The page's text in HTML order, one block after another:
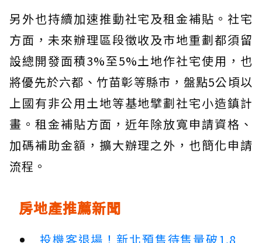
另外也持續加速推動社宅及租金補貼。社宅
方面，未來辦理區段徵收及市地重劃都須留
設總開發面積3%至5%土地作社宅使用，也
將優先於六都、竹苗彰等縣市，盤點5公頃以
上國有非公用土地等基地擘劃社宅小造鎮計
畫。租金補貼方面，近年除放寬申請資格、
加碼補助金額，擴大辦理之外，也簡化申請
流程。
房地產推薦新聞
投機客退場！新北預售待售量破1.8